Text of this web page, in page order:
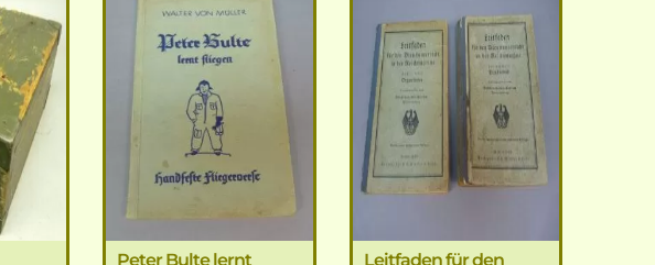
Peter Bulte lernt Leitfaden für den